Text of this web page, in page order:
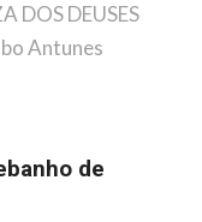
DOS DEUSES
Antunes
de